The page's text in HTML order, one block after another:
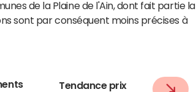
de la Plaine de l'Ain, dont fait partie la
sont par conséquent moins précises à
Tendance prix